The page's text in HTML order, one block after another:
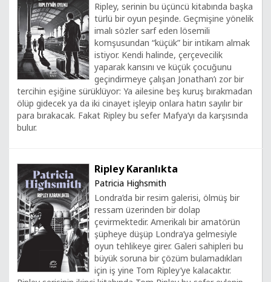
Ripley, serinin bu üçüncü kitabında başka
türlü bir oyun peşinde. Geçmişine yönelik
imalı sözler sarf eden lösemili
komşusundan “küçük” bir intikam almak
istiyor. Kendi halinde, çerçevecilik
yaparak karısını ve küçük çocuğunu
geçindirmeye çalışan Jonathan’ı zor bir
tercihin eşiğine sürüklüyor: Ya ailesine beş kuruş bırakmadan
ölüp gidecek ya da iki cinayet işleyip onlara hatırı sayılır bir
para bırakacak. Fakat Ripley bu sefer Mafya’yı da karşısında
bulur.
Ripley Karanlıkta
Patricia Highsmith
Londra’da bir resim galerisi, ölmüş bir
ressam üzerinden bir dolap
çevirmektedir. Amerikalı bir amatörün
şüpheye düşüp Londra’ya gelmesiyle
oyun tehlikeye girer. Galeri sahipleri bu
büyük soruna bir çözüm bulamadıkları
için iş yine Tom Ripley’ye kalacaktır.